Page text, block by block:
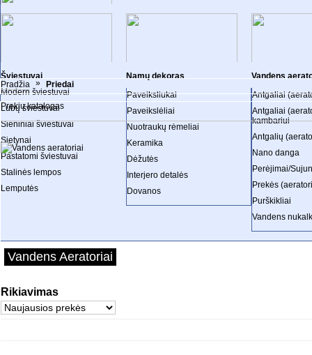
VONIOS KOLEKCIJOS
Komodos
Pakabinamos lentynėlės
Gultai
Horeca
VIRTUVĖS KOLEKCIJOS SVETAINĖS
SKUBU
Šviestuvai
Modern šviestuvai
Lubų šviestuvai
Sieniniai šviestuvai
Sietynai
Pastatomi šviestuvai
Stalinės lempos
Lemputės
Namų dekoras
Paveiksliukai
Paveikslėliai
Nuotraukų rėmeliai
Keramika
Dėžutės
Interjero detalės
Dovanos
Vandens
Antgaliai
Antgaliai
kambariui
Antgalių
Nano danga
Perėjimai/
Prekės
Purškikliai
Vandens
Pradžia » Priedai
Prekių katalogas
Vandens Aeratoriai
Rikiavimas